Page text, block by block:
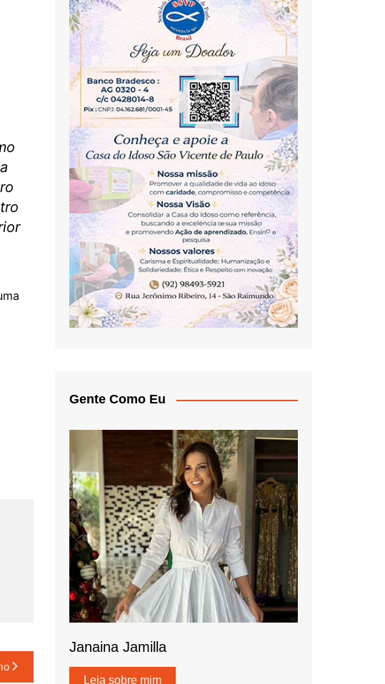
Gente Como Eu
Janaina Jamilla
Leia sobre mim